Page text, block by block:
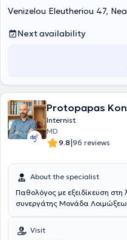
Venizelou Eleutheriou 47,
Next availability
Protopapas
Internist
MD
9.8|96 reviews
About the specialist
Παθολόγος με εξειδίκευση στη
Visit